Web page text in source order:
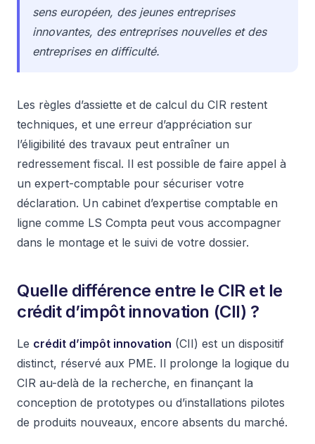
sens européen, des jeunes entreprises
innovantes, des entreprises nouvelles et des
entreprises en difficulté.
Les règles d’assiette et de calcul du CIR restent
techniques, et une erreur d’appréciation sur
l’éligibilité des travaux peut entraîner un
redressement fiscal. Il est possible de faire appel à
un expert-comptable pour sécuriser votre
déclaration. Un cabinet d’expertise comptable en
ligne comme LS Compta peut vous accompagner
dans le montage et le suivi de votre dossier.
Quelle différence entre le CIR et le
crédit d’impôt innovation (CII) ?
Le crédit d’impôt innovation (CII) est un dispositif
distinct, réservé aux PME. Il prolonge la logique du
CIR au-delà de la recherche, en finançant la
conception de prototypes ou d’installations pilotes
de produits nouveaux, encore absents du marché.